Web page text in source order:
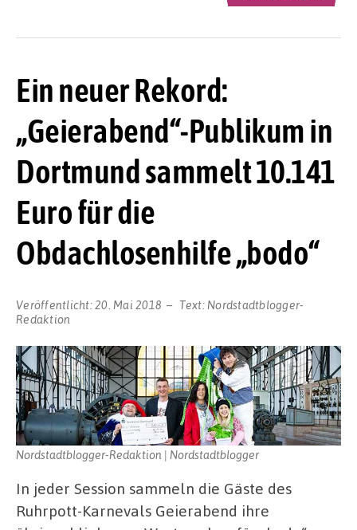
Ein neuer Rekord:
„Geierabend“-Publikum in
Dortmund sammelt 10.141
Euro für die
Obdachlosenhilfe „bodo“
Veröffentlicht: 20. Mai 2018 Text: Nordstadtblogger-
Redaktion
Nordstadtblogger-Redaktion | Nordstadtblogger
In jeder Session sammeln die Gäste des
Ruhrpott-Karnevals Geierabend ihre